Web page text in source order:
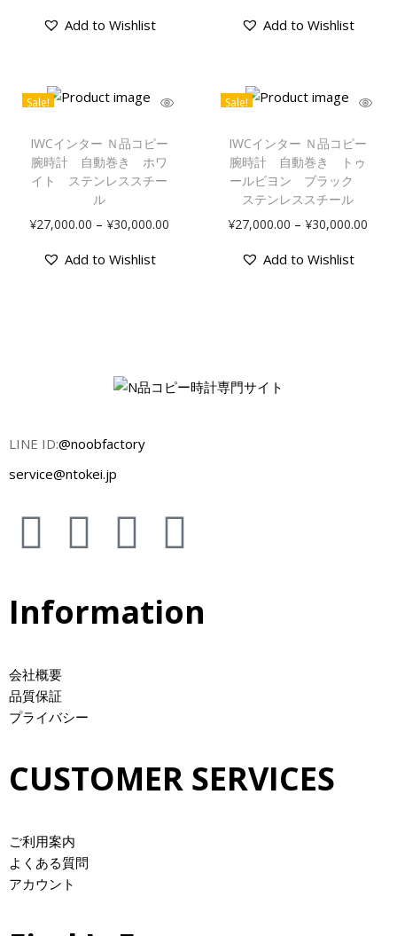
Add to Wishlist Add to Wishlist
Sale!
IWCインター Ｎ品コピー
腕時計 自動巻き ホワ
イト ステンレススチー
ル
¥27,000.00 – ¥30,000.00
Add to Wishlist
Sale!
IWCインター Ｎ品コピー
腕時計 自動巻き トゥ
ールビヨン ブラック
ステンレススチール
¥27,000.00 – ¥30,000.00
Add to Wishlist
LINE ID:@noobfactory
service@ntokei.jp
Information
会社概要
品質保証
プライバシー
CUSTOMER SERVICES
ご利用案内
よくある質問
アカウント